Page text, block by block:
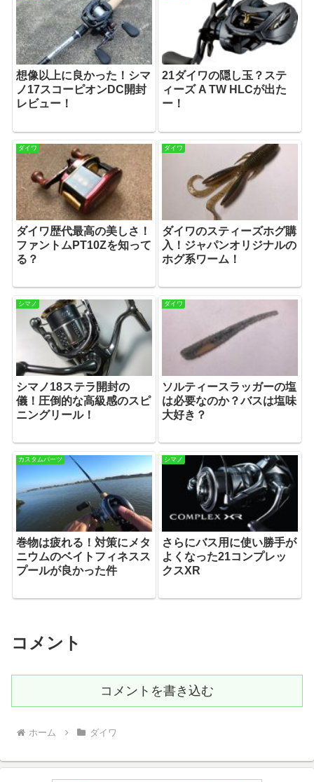
想像以上に良かった！シマ
ノ17スコーピオンDC開封
レビュー！
21ダイワの隠し玉？ステ
ィーズ A TW HLCが出た
ー！
ダイワ
ダイワ歴代最高の美しさ！
ファントムPT10Zを知って
る？
ダイワ
ダイワのスティーズホグ購
入！ジャパンオリジナルの
ホグ系ワーム！
シマノ
シマノ18ステラ開封の
儀！圧倒的な高級感のスピ
ニングリール！
ダイワ
ソルティースラッガーの塩
は必要なのか？バスは塩味
大好き？
カスタムパーツ
巻物は疲れる！対策にメタ
ニウムのベイトフィネスス
プールが良かった件
シマノ
さらにバス用に使い勝手が
よくなった21コンプレッ
クスXR
コメント
コメントを書き込む
ホーム ダイワ